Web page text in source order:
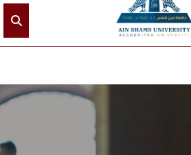
الرئيسيـة
عن الجامعة